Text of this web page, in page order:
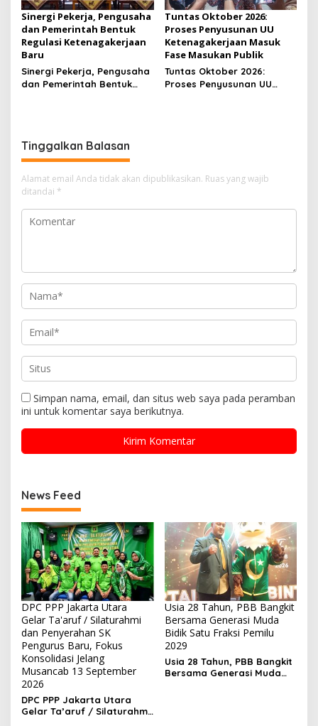
Sinergi Pekerja, Pengusaha
dan Pemerintah Bentuk
Regulasi Ketenagakerjaan
Baru
Sinergi Pekerja, Pengusaha
dan Pemerintah Bentuk
Tuntas Oktober 2026:
Proses Penyusunan UU
Ketenagakerjaan Masuk
Fase Masukan Publik
Tuntas Oktober 2026:
Proses Penyusunan UU
Tinggalkan Balasan
Alamat email Anda tidak akan dipublikasikan. Ruas yang wajib
ditandai *
Simpan nama, email, dan situs web saya pada peramban
ini untuk komentar saya berikutnya.
News Feed
DPC PPP Jakarta Utara
Gelar Ta'aruf / Silaturahmi
dan Penyerahan SK
Pengurus Baru, Fokus
Konsolidasi Jelang
Musancab 13 September
2026
DPC PPP Jakarta Utara
Gelar Ta’aruf / Silaturahmi
Usia 28 Tahun, PBB Bangkit
Bersama Generasi Muda
Bidik Satu Fraksi Pemilu
2029
Usia 28 Tahun, PBB Bangkit
Bersama Generasi Muda